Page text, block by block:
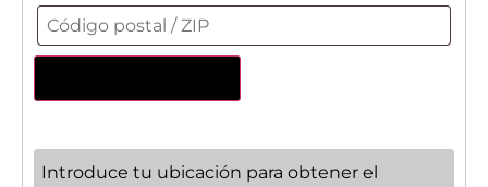
Introduce tu ubicación para obtener el